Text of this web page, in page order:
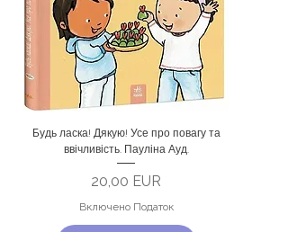
Будь ласка! Дякую! Усе про повагу та
ввічливість. Пауліна Ауд.
Ціна
20,00 EUR
Включено Податок